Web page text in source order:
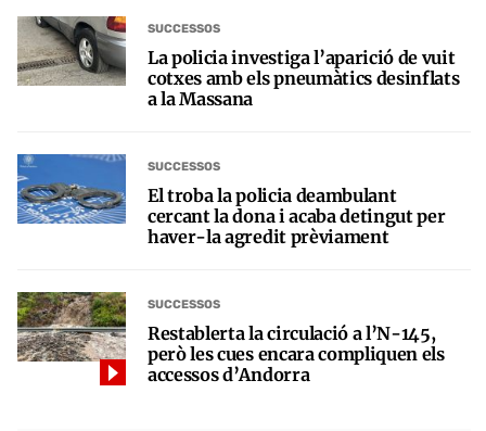
SUCCESSOS
La policia investiga l’aparició de vuit
cotxes amb els pneumàtics desinflats
a la Massana
SUCCESSOS
El troba la policia deambulant
cercant la dona i acaba detingut per
haver-la agredit prèviament
SUCCESSOS
Restablerta la circulació a l’N-145,
però les cues encara compliquen els
accessos d’Andorra